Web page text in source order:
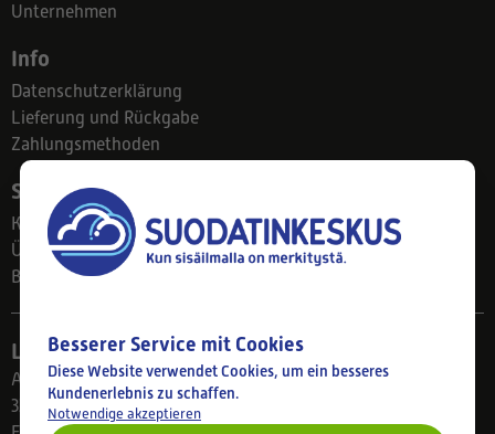
Unternehmen
Info
Datenschutzerklärung
Lieferung und Rückgabe
Zahlungsmethoden
Suodatinkeskus
Kontakt
Über uns
Blog
Ladengeschäft
Ahlmanintie 61
33800 Tampere
Besserer Service mit Cookies
Diese Website verwendet Cookies, um ein besseres
Kundenerlebnis zu schaffen.
Notwendige akzeptieren